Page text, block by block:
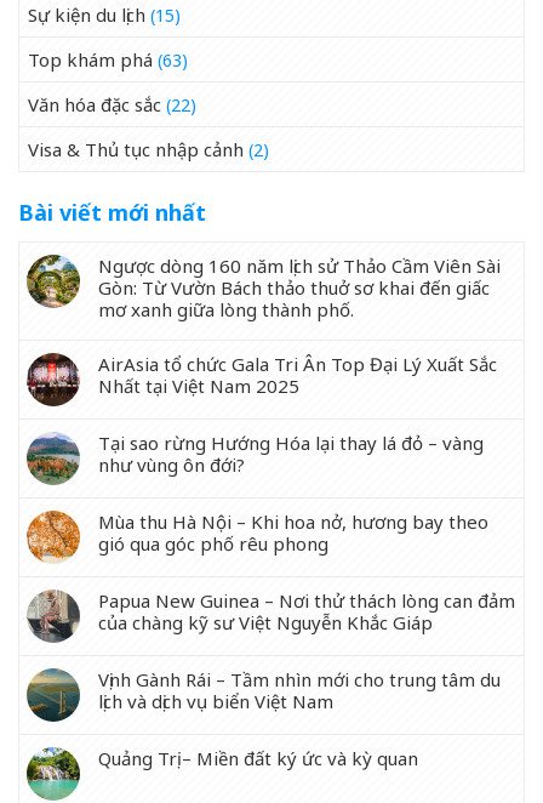
Sự kiện du lịch (15)
Top khám phá (63)
Văn hóa đặc sắc (22)
Visa & Thủ tục nhập cảnh (2)
Bài viết mới nhất
Ngược dòng 160 năm lịch sử Thảo Cầm Viên Sài
Gòn: Từ Vườn Bách thảo thuở sơ khai đến giấc
mơ xanh giữa lòng thành phố.
AirAsia tổ chức Gala Tri Ân Top Đại Lý Xuất Sắc
Nhất tại Việt Nam 2025
Tại sao rừng Hướng Hóa lại thay lá đỏ – vàng
như vùng ôn đới?
Mùa thu Hà Nội – Khi hoa nở, hương bay theo
gió qua góc phố rêu phong
Papua New Guinea – Nơi thử thách lòng can đảm
của chàng kỹ sư Việt Nguyễn Khắc Giáp
Vịnh Gành Rái – Tầm nhìn mới cho trung tâm du
lịch và dịch vụ biển Việt Nam
Quảng Trị – Miền đất ký ức và kỳ quan